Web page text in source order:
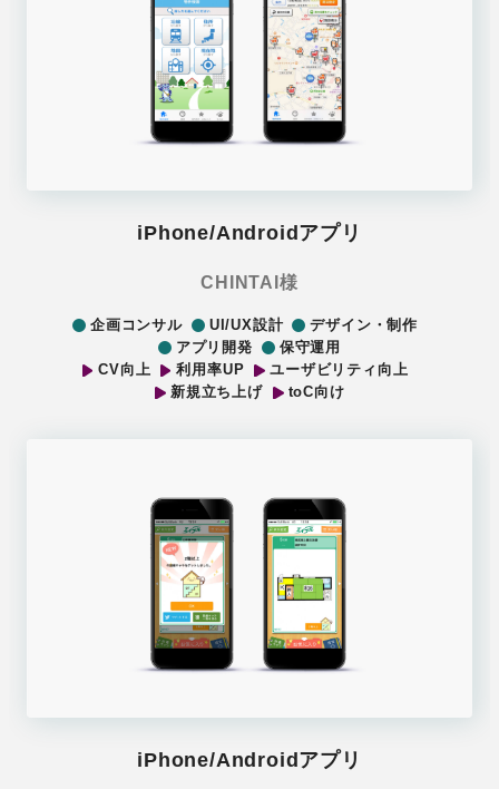
iPhone/Androidアプリ
CHINTAI様
企画コンサル UI/UX設計
デザイン・制作
アプリ開発
保守運用
CV向上
利用率UP
ユーザビリティ向上
新規立ち上げ
toC向け
iPhone/Androidアプリ